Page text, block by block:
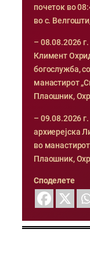
почеток во
во с.
– 08.08.2026
Климент
богослужба,
манастирот
Плаошник,
– 09.08.2026
архиерејска
во
Плаошник,
Споделете